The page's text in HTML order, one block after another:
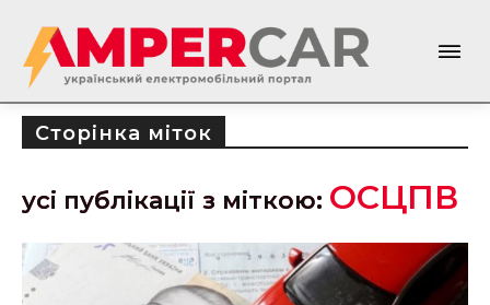
Сторінка міток
усі публікації з міткою: ОСЦПВ